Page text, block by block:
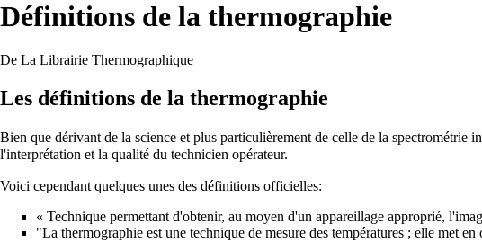
Définitions de la thermographie
De La Librairie Thermographique
Les définitions de la thermographie
Bien que dérivant de la science et plus particulièrement de celle de la spectrométrie
l'interprétation et la qualité du technicien opérateur.
Voici cependant quelques unes des définitions officielles:
« Technique permettant d'obtenir, au moyen d'un appareillage approprié,
"La thermographie est une technique de mesure des températures ; elle met